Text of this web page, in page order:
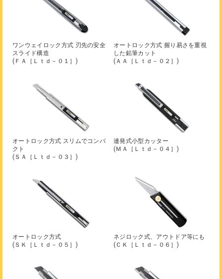
ワンウェイロック方式 刃先の安全
スライド構造
(ＦＡ［Ｌｔｄ－０１］)
オートロック方式 握り易さを重視
した鉛筆カット
(ＡＡ［Ｌｔｄ－０２］)
オートロック方式 スリムでコンパ
クト
(ＳＡ［Ｌｔｄ－０３］)
連発式小型カッター
(ＭＡ［Ｌｔｄ－０４］)
オートロック方式
(ＳＫ［Ｌｔｄ－０５］)
ネジロック式、アウトドア等にも
(ＣＫ［Ｌｔｄ－０６］)